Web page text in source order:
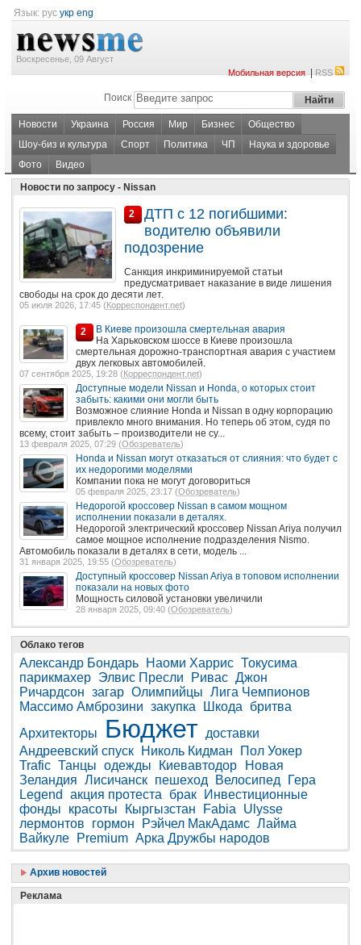
Язык: рус укр eng
Воскресенье, 09 Август
Мобильная версия|RSS
Поиск
Новости Украина Россия Мир Бизнес
Общество
Шоу-биз и культура
Спорт Политика ЧП
Наука и здоровье
Фото
Видео
Новости по запросу - Nissan
2
ДТП с 12 погибшими:
водителю объявили
подозрение
Санкция инкриминируемой статьи
предусматривает наказание в виде лишения
свободы на срок до десяти лет.
05 июля 2026, 17:45 (Корреспондент.net)
2
В Киеве произошла смертельная авария
На Харьковском шоссе в Киеве произошла
смертельная дорожно-транспортная авария с участием
двух легковых автомобилей.
07 сентября 2025, 19:28 (Корреспондент.net)
Доступные модели Nissan и Honda, о которых стоит
забыть: какими они могли быть
Возможное слияние Honda и Nissan в одну корпорацию
привлекло много внимания. Но теперь об этом, судя по
всему, стоит забыть – производители не су...
13 февраля 2025, 07:29 (Обозреватель)
Honda и Nissan могут отказаться от слияния: что будет с
их недорогими моделями
Компании пока не могут договориться
05 февраля 2025, 23:17 (Обозреватель)
Недорогой кроссовер Nissan в самом мощном
исполнении показали в деталях.
Недорогой электрический кроссовер Nissan Ariya получил
самое мощное исполнение подразделения Nismo.
Автомобиль показали в деталях в сети, модель ...
31 января 2025, 19:55 (Обозреватель)
Доступный кроссовер Nissan Ariya в топовом исполнении
показали на новых фото
Мощность силовой установки увеличили
28 января 2025, 09:40 (Обозреватель)
Облако тегов
Александр Бондарь Наоми Харрис Токусима
парикмахер Элвис Пресли Ривас Джон
Ричардсон загар Олимпийцы Лига Чемпионов
Массимо Амброзини закупка Шкода
бритва
Архитекторы
Бюджет доставки
Андреевский спуск
Николь Кидман
Пол Уокер
Trafic Танцы одежды Киевавтодор
Новая
Зеландия Лисичанск пешеход Велосипед
Гера
Legend
акция протеста брак
Инвестиционные
фонды
красоты Кыргызстан Fabia
Ulysse
лермонтов
гормон Рэйчел МакАдамс Лайма
Вайкуле
Premium Арка Дружбы народов
Архив новостей
Реклама